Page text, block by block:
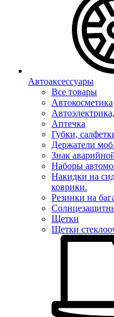
Автоаксессуары
Все товары
Автокосметика
Аптечка
Губки,
Держатели
Знак
Наборы
Накидки на
коврики.
Резинки на
Щетки
Щетки